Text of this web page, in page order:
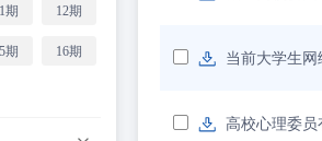
期 12期
期 16期 当前大学生
高校心理委